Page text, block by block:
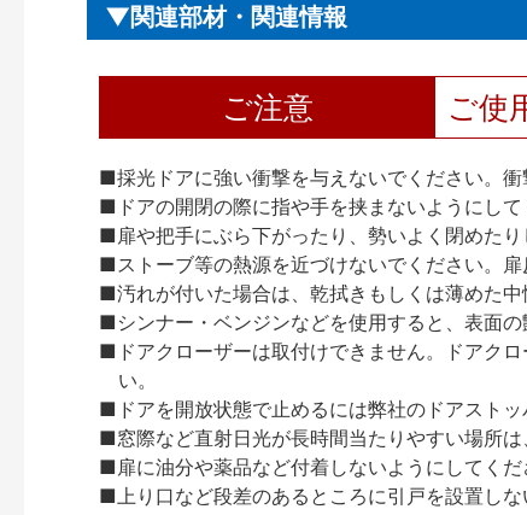
関連部材・関連情報
ご注意 ご使
■採光ドアに強い衝撃を与えないでください。衝
■ドアの開閉の際に指や手を挟まないようにして
■扉や把手にぶら下がったり、勢いよく閉めたり
■ストーブ等の熱源を近づけないでください。扉
■汚れが付いた場合は、乾拭きもしくは薄めた中
■シンナー・ベンジンなどを使用すると、表面
■ドアクローザーは取付けできません。ドアク
い。
■ドアを開放状態で止めるには弊社のドアスト
■窓際など直射日光が長時間当たりやすい場所
■扉に油分や薬品など付着しないようにしてくだ
■上り口など段差のあるところに引戸を設置し